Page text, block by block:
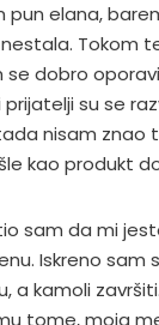
elana,
Tokom
dobro
su se
nisam
kao produkt
sam da mi
Iskreno
a kamoli
tome, moja